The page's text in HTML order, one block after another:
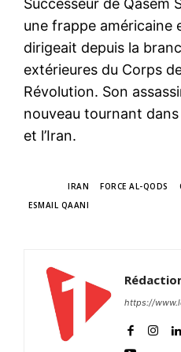
Successeur de Qasem
une frappe américaine
dirigeait depuis la
extérieures du Corps
Révolution. Son
nouveau tournant dans
et l’Iran.
IRAN FORCE AL-QODS
ESMAIL QAANI
https://